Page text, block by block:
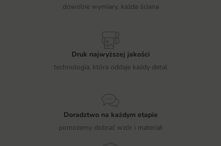
dowolne wymiary, każda ściana
Druk najwyższej jakości
technologia, która oddaje każdy detal
Doradztwo na każdym etapie
pomożemy dobrać wzór i materiał